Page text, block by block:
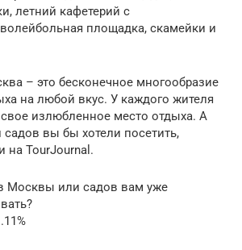
летний кафетерий с
площадка, скамейки и
– это бесконечное многообразие
на любой вкус. У каждого жителя
излюбленное место отдыха. А
садов вы бы хотели посетить,
на TourJournal.
Москвы или садов вам уже